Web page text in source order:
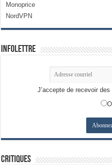
Monoprice
NordVPN
Infolettre
J’accepte de recevoir
Critiques